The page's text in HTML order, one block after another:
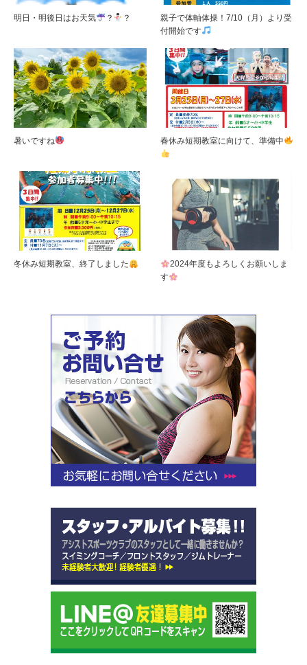
明日・明後日はお天気 ？ ？
親子で体軸体操！7/10（月）より受
付開始です
暑いですね 春休み短期教室に向けて、準備中
冬休み短期教室、終了しました
2024年度もよろしくお願いしま
す